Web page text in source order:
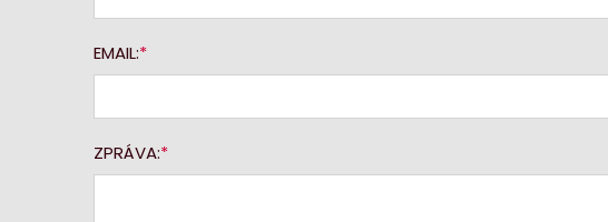
EMAIL:
ZPRÁVA: